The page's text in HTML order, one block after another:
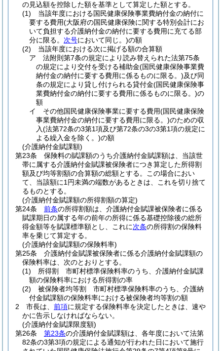
の見込額を控除した額を基準として算定した額とする。
(1)
当該年度における国民健康保険事業費納付金の納付に
要する費用(大阪府の国民健康保険に関する特別会計にお
いて負担する介護納付金の納付に要する費用に充てる部
分に限る。 次号において同じ。)の額
(2)
当該年度における次に掲げる額の合算額
ア
法附則第7条の規定により読み替えられた法第75条
の規定により交付を受ける補助金(国民健康保険事業費
納付金の納付に要する費用に係るものに限る。)及び同
条の規定により貸し付けられる貸付金(国民健康保険事
業費納付金の納付に要する費用に係るものに限る。)の
額
イ
その他国民健康保険事業に要する費用(国民健康保険
事業費納付金の納付に要する費用に限る。)のための収
入(法第72条の3第1項及び第72条の3の3第1項の規定に
よる繰入金を除く。)の額
(介護納付金賦課額)
第23条
保険料の賦課額のうち介護納付金賦課額は、当該世
帯に属する介護納付金賦課被保険者につき算定した所得割
額及び均等割額の合算額の総額とする。
この場合におい
て、当該額に1円未満の端数があるときは、これを切り捨て
るものとする。
(介護納付金賦課額の所得割額の算定)
第24条
前条の所得割額は、介護納付金賦課被保険者に係る
賦課期日の属する年の前年の所得に係る基礎控除後の総所
得金額等を賦課標準額とし、これに次条の所得割の保険料
率を乗じて算定する。
(介護納付金賦課額の保険料率)
第25条
介護納付金賦課被保険者に係る介護納付金賦課額の
保険料率は、次のとおりとする。
(1)
所得割 市町村標準保険料率のうち、介護納付金賦課
額の保険料率における所得割の率
(2)
被保険者均等割 市町村標準保険料率のうち、介護納
付金賦課額の保険料率における被保険者均等割の額
2
市長は、 前項に規定する保険料率を決定したときは、速や
かに告示しなければならない。
(介護納付金賦課限度額)
第26条
第23条の介護納付金賦課額は、各年度において法第
82条の3第3項の規定による通知が行われた日において施行